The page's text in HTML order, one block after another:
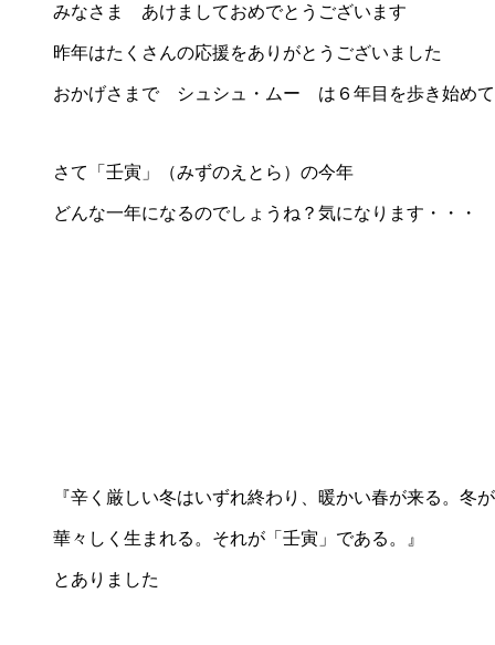
みなさま あけましておめでとうございます
昨年はたくさんの応援をありがとうございました
おかげさまで シュシュ・ムー は６年目を歩き始め
さて「壬寅」（みずのえとら）の今年
どんな一年になるのでしょうね？気になります・・・
『辛く厳しい冬はいずれ終わり、暖かい春が来る。冬
華々しく生まれる。それが「壬寅」である。』
とありました